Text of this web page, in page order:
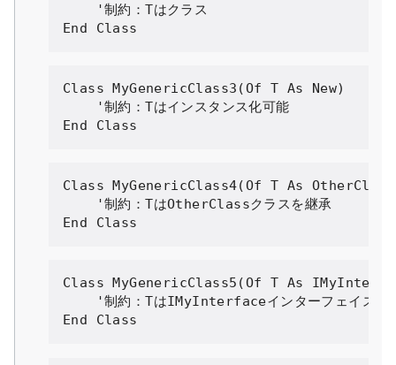
'制約：Tはクラス
End Class
Class MyGenericClass3 (Of T As New)
'制約：Tはインスタンス化可能
End Class
Class MyGenericClass4(Of T As OtherClass
'制約：TはOtherClassクラスを継承
End Class
Class MyGenericClass5 (Of T As
'制約：TはIMyInterfaceインターフェイスを
End Class